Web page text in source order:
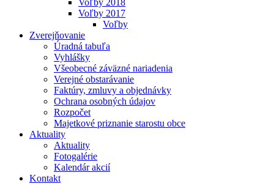
Voľby 2018
Voľby 2017
Voľby
Zverejňovanie
Úradná tabuľa
Vyhlášky
Všeobecné záväzné nariadenia
Verejné obstarávanie
Faktúry, zmluvy a objednávky
Ochrana osobných údajov
Rozpočet
Majetkové priznanie starostu obce
Aktuality
Aktuality
Fotogalérie
Kalendár akcií
Kontakt